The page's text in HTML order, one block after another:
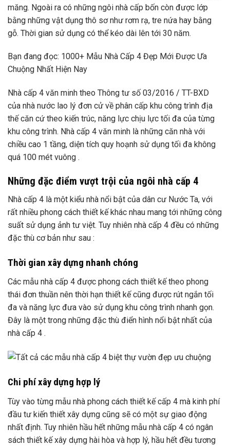
măng. Ngoài ra có những ngôi nhà cấp bốn còn được lớp
bằng những vật dụng thô sơ như rơm rạ, tre nứa hay bằng
gỗ. Thời gian sử dụng có thể kéo dài lên tới 30 năm.
Bạn đang đọc: 1000+ Mẫu Nhà Cấp 4 Đẹp Mới Được Ưa
Chuộng Nhất Hiện Nay
Nhà cấp 4 văn minh theo Thông tư số 03/2016 / TT-BXD
của nhà nước lao lý đơn cử về phân cấp khu công trình địa
thế căn cứ theo kiến trúc, năng lực chịu lực tối đa của từng
khu công trình. Nhà cấp 4 văn minh là những căn nhà với
chiều cao 1 tầng, diện tích quy hoạnh sử dụng tối đa không
quá 100 mét vuông .
Những đặc điểm vượt trội của ngôi nhà cấp 4
Nhà cấp 4 là một kiểu nhà nổi bật của dân cư Nước Ta, với
rất nhiều phong cách thiết kế khác nhau mang tới những công
suất sử dụng ảnh tư việt. Tuy nhiên nhà cấp 4 đều có những
đặc thù cơ bản như sau :
Thời gian xây dựng nhanh chóng
Các mẫu nhà cấp 4 được phong cách thiết kế theo phong
thái đơn thuần nên thời hạn thiết kế cũng được rút ngắn tối
đa và năng lực đưa vào sử dụng khu công trình nhanh gọn.
Đây là một trong những đặc thù điển hình nổi bật nhất của
nhà cấp 4 .
Chi phí xây dựng hợp lý
Tùy vào từng mẫu nhà phong cách thiết kế cấp 4 mà kinh phí
đầu tư kiến thiết xây dựng cũng sẽ có một sự giao động
nhất định. Tuy nhiên hầu hết những mẫu nhà cấp 4 có ngân
sách thiết kế xây dựng hài hòa và hợp lý, hầu hết đều tương